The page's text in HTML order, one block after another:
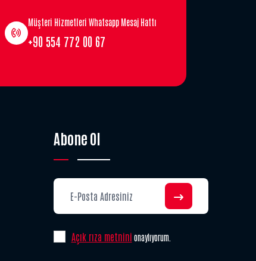
Müşteri Hizmetleri Whatsapp Mesaj Hattı
+90 554 772 00 67
Abone Ol
Açık rıza metnini onaylıyorum.